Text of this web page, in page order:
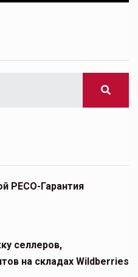
РЕСО-Гарантия
селлеров,
на складах Wildberries